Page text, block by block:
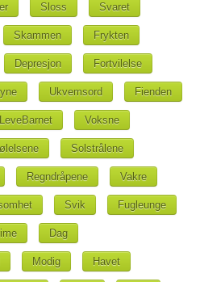
Sloss Svaret
Skammen Frykten
Depresjon Fortvilelse
Ukvemsord Fienden
LeveBarnet Voksne
Solstrålene
Regndråpene Vakre
Svik Fugleunge
Dag
Modig Havet